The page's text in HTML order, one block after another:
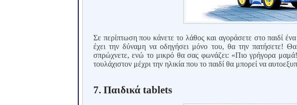
Σε περίπτωση που κάνετε το λάθος και αγοράσετε στο παιδί
έχει την δύναμη να οδηγήσει μόνο του, θα την πατήσετε!
σπρώχνετε, ενώ το μικρό θα σας φωνάζει: «Πιο γρήγορα
τουλάχιστον μέχρι την ηλικία που το παιδί θα μπορεί να
7. Παιδικά tablets